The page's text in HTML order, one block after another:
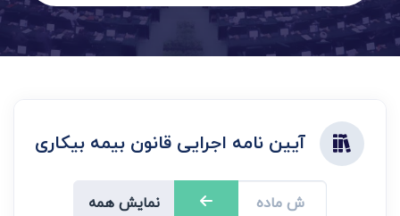
آیین نامه اجرایی قانون بیمه بیکاری
نمایش همه